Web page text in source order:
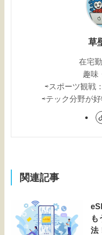
草
在宅
趣味
⇨スポーツ観戦
⇨テック分野が
関連記事
も
法